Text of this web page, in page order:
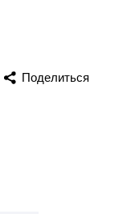
Поделиться